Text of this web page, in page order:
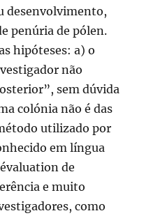
desenvolvimento,
penúria de pólen.
hipóteses: a) o
não
sem dúvida
colónia não é das
utilizado por
em língua
de
e muito
como